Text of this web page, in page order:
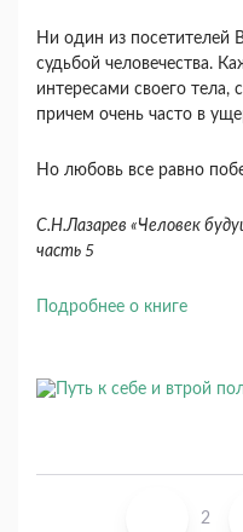
Ни один из посетителей
судьбой человечества.
интересами своего тела,
причем очень часто в
Но любовь все равно
С.Н.Лазарев «Человек
часть 5
Подробнее о книге
2